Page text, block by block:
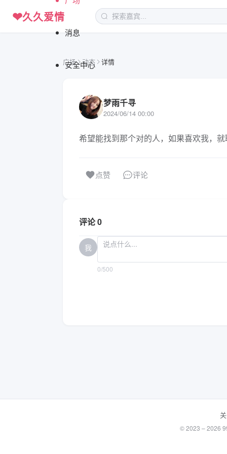
❤久久爱情
消息
安全中心
广场 动态 详情
梦雨千寻
2024/06/14 00:00
希望能找到那个对的人，如果喜欢我，
点赞 评论
评论 0
我
0/500
© 2023 – 2026